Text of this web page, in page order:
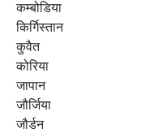
कम्बोडिया
किर्गिस्तान
कुवैत
कोरिया
जापान
जौर्जिया
जौर्डन